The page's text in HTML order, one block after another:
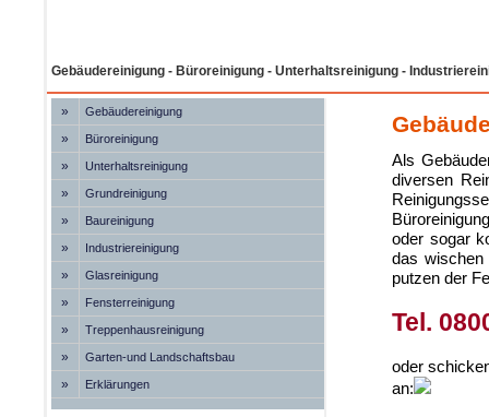
Gebäudereinigung - Büroreinigung - Unterhaltsreinigung -
» Gebäudereinigung
» Büroreinigung
» Unterhaltsreinigung
» Grundreinigung
» Baureinigung
» Industriereinigung
» Glasreinigung
» Fensterreinigung
» Treppenhausreinigung
» Garten-und Landschaftsbau
» Erklärungen
Als
diversen
oder sogar
das wischen
putzen der
Tel.
oder
an: